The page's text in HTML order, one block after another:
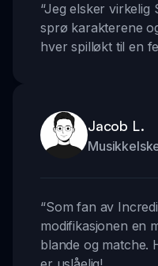
“Jeg elsker virkelig
sprø karakterene
hver spilløkt til en
Jacob L.
“Som fan av
modifikasjonen en
blande og matche.